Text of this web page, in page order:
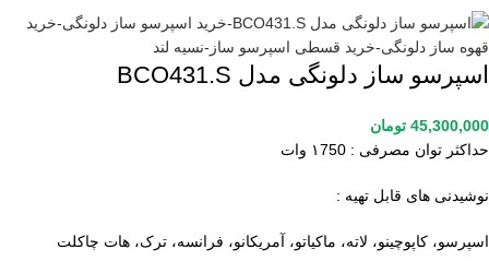
اسپرسو ساز دلونگی مدل BCO431.S
45,300,000 تومان
حداکثر توان مصرفی : ۱750 وات
نوشیدنی های قابل تهیه :
اسپرسو، کاپوچینو، لاته، ماکیاتو، آمریکانو، فرانسه، ترک، هات چاکلت